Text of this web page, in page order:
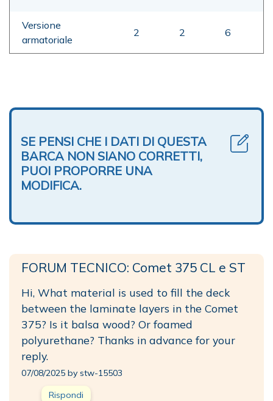
Versione
armatoriale
2 2 6
SE PENSI CHE I DATI DI QUESTA
BARCA NON SIANO CORRETTI,
PUOI PROPORRE UNA
MODIFICA.
FORUM TECNICO: Comet 375 CL e ST
Hi, What material is used to fill the deck
between the laminate layers in the Comet
375? Is it balsa wood? Or foamed
polyurethane? Thanks in advance for your
reply.
07/08/2025 by stw-15503
Rispondi